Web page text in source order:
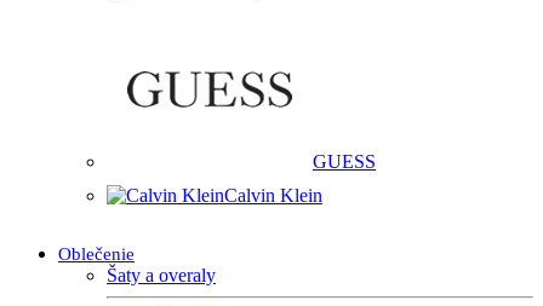
GUESS
Calvin Klein
Oblečenie
Šaty a overaly